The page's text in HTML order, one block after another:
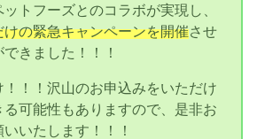
トフーズとのコラボが実現し、
の緊急キャンペーンを開催させ
きました！！！
！！沢山のお申込みをいただけ
る可能性もありますので、是非お
いたします！！！